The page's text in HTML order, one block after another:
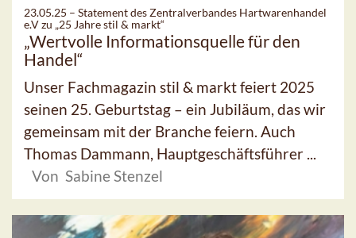
23.05.25 – Statement des Zentralverbandes Hartwarenhandel
e.V zu „25 Jahre stil & markt“
„Wertvolle Informationsquelle für den
Handel“
Unser Fachmagazin stil & markt feiert 2025
seinen 25. Geburtstag – ein Jubiläum, das wir
gemeinsam mit der Branche feiern. Auch
Thomas Dammann, Hauptgeschäftsführer ...
Von Sabine Stenzel